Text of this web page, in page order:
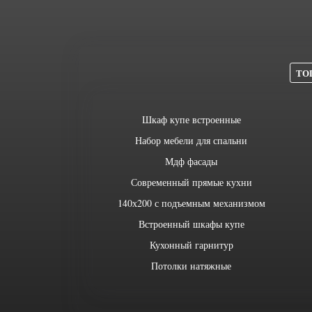
Шкаф купе встроенные
Набор мебели для спальни
Мдф фасады
Современный прямые кухни
140х200 с подъемным механизмом
Встроенный шкафы купе
Кухонный гарнитур
Потолки натяжные